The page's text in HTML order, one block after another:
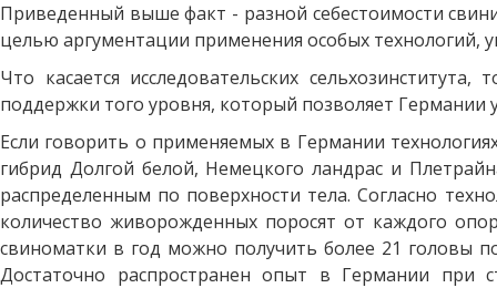
Приведенный выше факт - разной себестоимости
целью аргументации применения особых технологий,
Что касается исследовательских
поддержки того уровня, который позволяет
Если говорить о применяемых в Германии
гибрид Долгой белой, Немецкого ландрас и
распределенным по поверхности тела. Согласно
количество живорожденных поросят от каждого
свиноматки в год можно получить более 21 головы
Достаточно распространен опыт в Германии при